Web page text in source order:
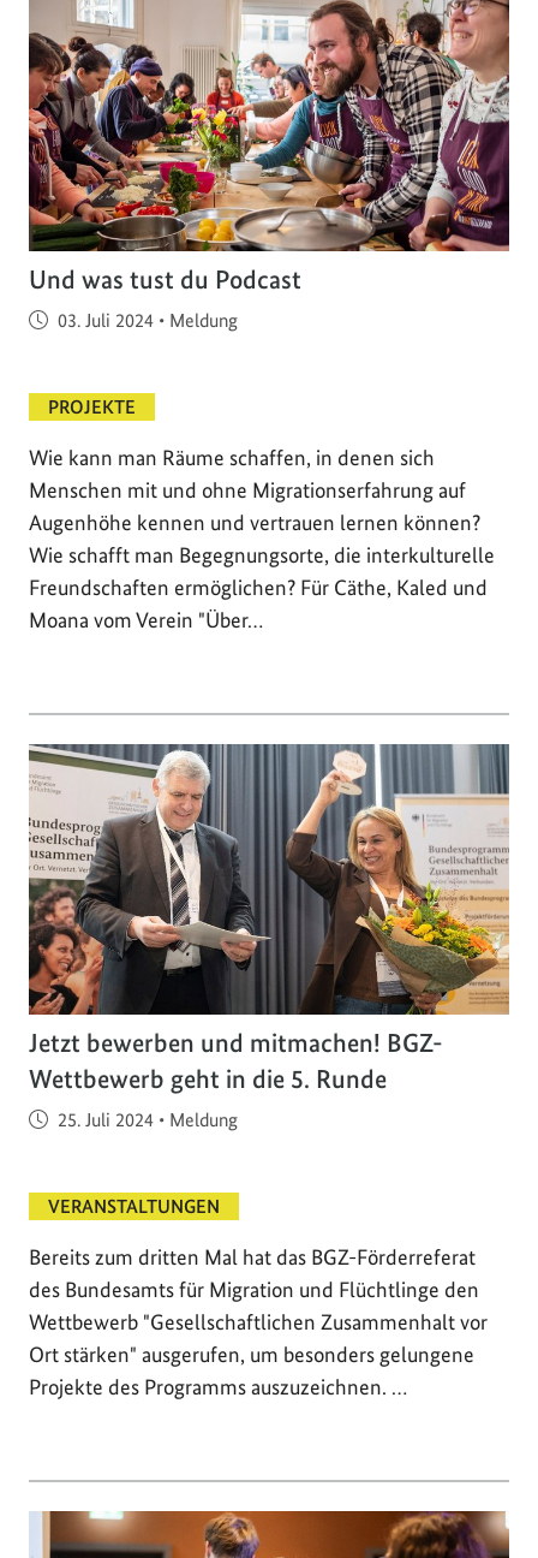
Und was tust du Podcast
Veröffentlicht am
03. Juli 2024 • Meldung
PROJEKTE
Wie kann man Räume schaffen, in denen sich
Menschen mit und ohne Migrationserfahrung auf
Augenhöhe kennen und vertrauen lernen können?
Wie schafft man Begegnungsorte, die interkulturelle
Freundschaften ermöglichen? Für Cäthe, Kaled und
Moana vom Verein "Über…
Jetzt bewerben und mitmachen! BGZ-
Wettbewerb geht in die 5. Runde
Veröffentlicht am
25. Juli 2024 • Meldung
VERANSTALTUNGEN
Bereits zum dritten Mal hat das BGZ-Förderreferat
des Bundesamts für Migration und Flüchtlinge den
Wettbewerb "Gesellschaftlichen Zusammenhalt vor
Ort stärken" ausgerufen, um besonders gelungene
Projekte des Programms auszuzeichnen. …